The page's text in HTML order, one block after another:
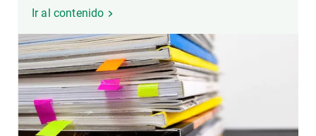
Ir al contenido